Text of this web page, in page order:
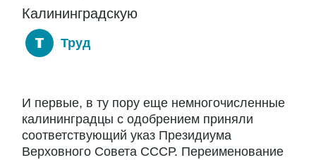
Калининградскую
Труд
И первые, в ту пору еще немногочисленные
калининградцы с одобрением приняли
соответствующий указ Президиума
Верховного Совета СССР. Переименование